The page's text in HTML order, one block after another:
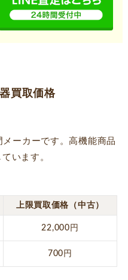
買取価格
ーカーです。高機能商品
います。
上限買取価格（中古）
22,000円
700円